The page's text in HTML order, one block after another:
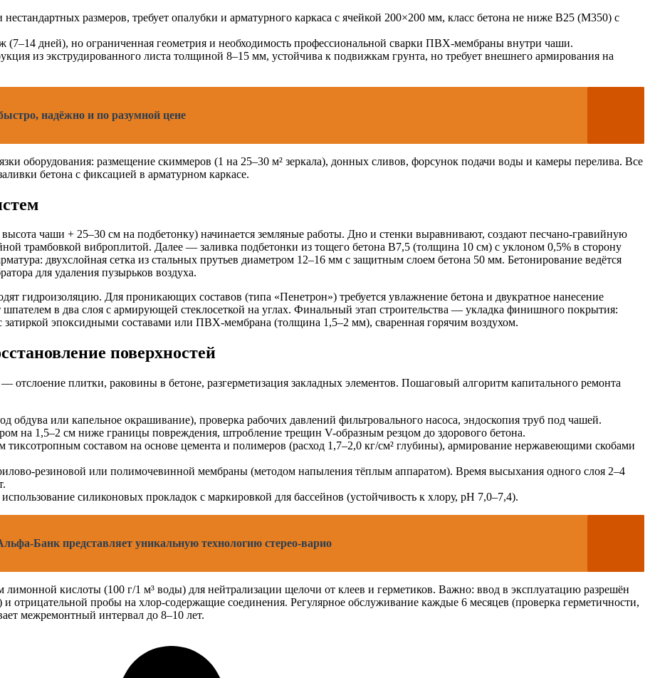
размеров, требует опалубки и арматурного каркаса с ячейкой 200×200 мм, класс бетона не ниже В25 (M350) с
дней), но ограниченная геометрия и необходимость профессиональной сварки ПВХ-мембраны внутри чаши.
из экструдированного листа толщиной 8–15 мм, устойчива к подвижкам грунта, но требует внешнего армирования на
надёжно и по разумной цене
оборудования: размещение скиммеров (1 на 25–30 м² зеркала), донных сливов, форсунок подачи воды и камеры перелива. Все
бетона с фиксацией в арматурном каркасе.
чаши + 25–30 см на подбетонку) начинается земляные работы. Дно и стенки выравнивают, создают песчано-гравийную
трамбовкой виброплитой. Далее — заливка подбетонки из тощего бетона B7,5 (толщина 10 см) с уклоном 0,5% в сторону
двухслойная сетка из стальных прутьев диаметром 12–16 мм с защитным слоем бетона 50 мм. Бетонирование ведётся
для удаления пузырьков воздуха.
гидроизоляцию. Для проникающих составов (типа «Пенетрон») требуется увлажнение бетона и двукратное нанесение
в два слоя с армирующей стеклосеткой на углах. Финальный этап строительства — укладка финишного покрытия:
затиркой эпоксидными составами или ПВХ-мембрана (толщина 1,5–2 мм), сваренная горячим воздухом.
поверхностей
отслоение плитки, раковины в бетоне, разгерметизация закладных элементов. Пошаговый алгоритм капитального ремонта
обдува или капельное окрашивание), проверка рабочих давлений фильтровального насоса, эндоскопия труб под чашей.
на 1,5–2 см ниже границы повреждения, штробление трещин V-образным резцом до здорового бетона.
тиксотропным составом на основе цемента и полимеров (расход 1,7–2,0 кг/см² глубины), армирование нержавеющими скобами
резиновой или полимочевинной мембраны (методом напыления тёплым аппаратом). Время высыхания одного слоя 2–4
использование силиконовых прокладок с маркировкой для бассейнов (устойчивость к хлору, pH 7,0–7,4).
Банк представляет уникальную технологию стерео-варио
кислоты (100 г/1 м³ воды) для нейтрализации щелочи от клеев и герметиков. Важно: ввод в эксплуатацию разрешён
отрицательной пробы на хлор-содержащие соединения. Регулярное обслуживание каждые 6 месяцев (проверка герметичности,
межремонтный интервал до 8–10 лет.